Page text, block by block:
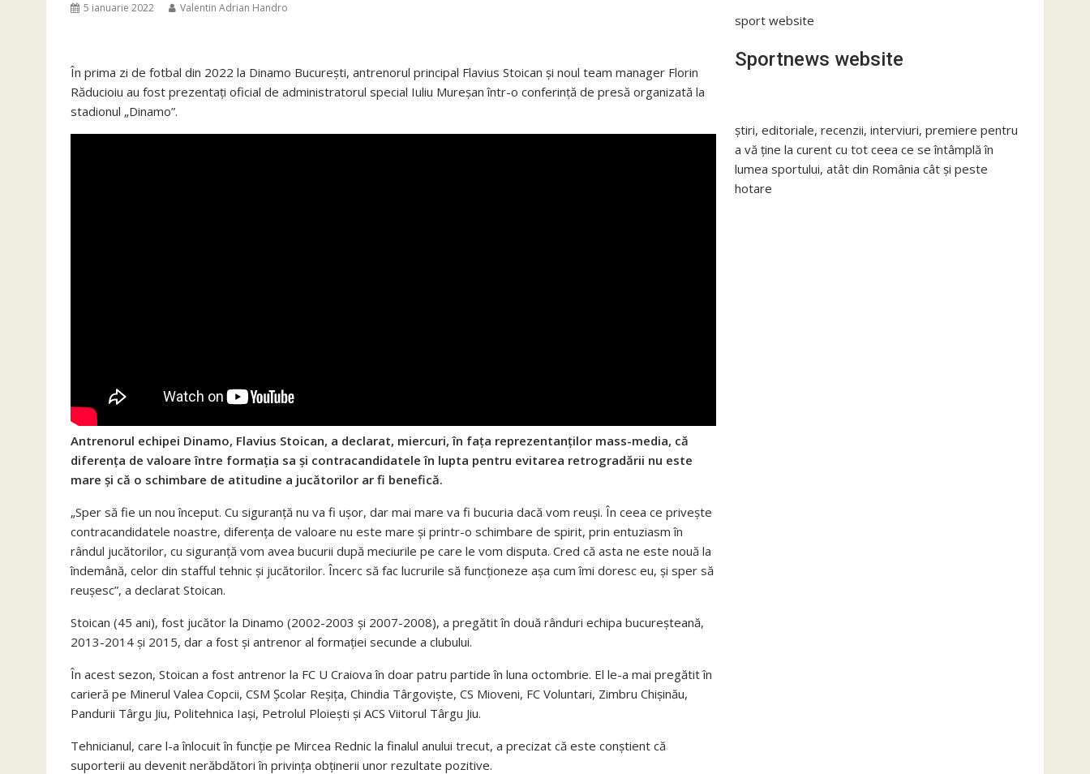
5 ianuarie 2022 Valentin Adrian Handro
În prima zi de fotbal din 2022 la Dinamo București, antrenorul principal Flavius Stoican și noul team manager Florin
Răducioiu au fost prezentați oficial de administratorul special Iuliu Mureșan într-o conferință de presă organizată la
stadionul „Dinamo”.
Antrenorul echipei Dinamo, Flavius Stoican, a declarat, miercuri, în fața reprezentanților mass-media, că
diferenţa de valoare între formaţia sa şi contracandidatele în lupta pentru evitarea retrogradării nu este
mare şi că o schimbare de atitudine a jucătorilor ar fi benefică.
„Sper să fie un nou început. Cu siguranţă nu va fi uşor, dar mai mare va fi bucuria dacă vom reuşi. În ceea ce priveşte
contracandidatele noastre, diferenţa de valoare nu este mare şi printr-o schimbare de spirit, prin entuziasm în
rândul jucătorilor, cu siguranţă vom avea bucurii după meciurile pe care le vom disputa. Cred că asta ne este nouă la
îndemână, celor din stafful tehnic şi jucătorilor. Încerc să fac lucrurile să funcţioneze aşa cum îmi doresc eu, şi sper să
reuşesc”, a declarat Stoican.
Stoican (45 ani), fost jucător la Dinamo (2002-2003 şi 2007-2008), a pregătit în două rânduri echipa bucureşteană,
2013-2014 şi 2015, dar a fost şi antrenor al formaţiei secunde a clubului.
În acest sezon, Stoican a fost antrenor la FC U Craiova în doar patru partide în luna octombrie. El le-a mai pregătit în
carieră pe Minerul Valea Copcii, CSM Şcolar Reşiţa, Chindia Târgovişte, CS Mioveni, FC Voluntari, Zimbru Chişinău,
Pandurii Târgu Jiu, Politehnica Iaşi, Petrolul Ploieşti şi ACS Viitorul Târgu Jiu.
Tehnicianul, care l-a înlocuit în funcţie pe Mircea Rednic la finalul anului trecut, a precizat că este conştient că
suporterii au devenit nerăbdători în privinţa obţinerii unor rezultate pozitive.
sport website
Sportnews website
știri, editoriale, recenzii, interviuri, premiere pentru
a vă ține la curent cu tot ceea ce se întâmplă în
lumea sportului, atât din România cât și peste
hotare